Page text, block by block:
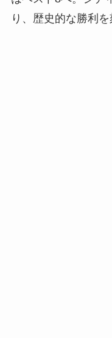
り、歴史的な勝利を